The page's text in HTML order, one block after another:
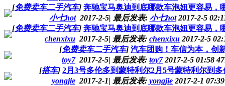
[免费卖车二手汽车] 奔驰宝马奥迪到底哪款车泡妞更容易，
小七hot 2017-2-5| 最后发表: 小七hot2017-2-5
[免费卖车二手汽车] 奔驰宝马奥迪到底哪款车泡妞更容易，
chenxixu 2017-2-5| 最后发表: chenxixu 2017-2-5
[免费卖车二手汽车] 汽车团购！车信为本，创
toy7 2017-2-5| 最后发表: toy72017-2-5 01:58
[搭车] 2月3号多伦多到蒙特利尔2月5号蒙特利尔到
yongjie 2017-2-1| 最后发表: yongjie 2017-2-1